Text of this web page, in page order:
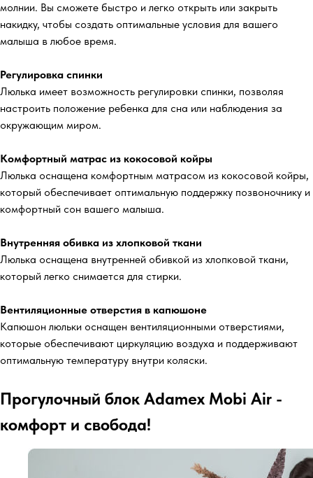
молнии. Вы сможете быстро и легко открыть или закрыть
накидку, чтобы создать оптимальные условия для вашего
малыша в любое время.
Регулировка спинки
Люлька имеет возможность регулировки спинки, позволяя
настроить положение ребенка для сна или наблюдения за
окружающим миром.
Комфортный матрас из кокосовой койры
Люлька оснащена комфортным матрасом из кокосовой койры,
который обеспечивает оптимальную поддержку позвоночнику и
комфортный сон вашего малыша.
Внутренняя обивка из хлопковой ткани
Люлька оснащена внутренней обивкой из хлопковой ткани,
который легко снимается для стирки.
Вентиляционные отверстия в капюшоне
Капюшон люльки оснащен вентиляционными отверстиями,
которые обеспечивают циркуляцию воздуха и поддерживают
оптимальную температуру внутри коляски.
Прогулочный блок Adamex Mobi Air -
комфорт и свобода!